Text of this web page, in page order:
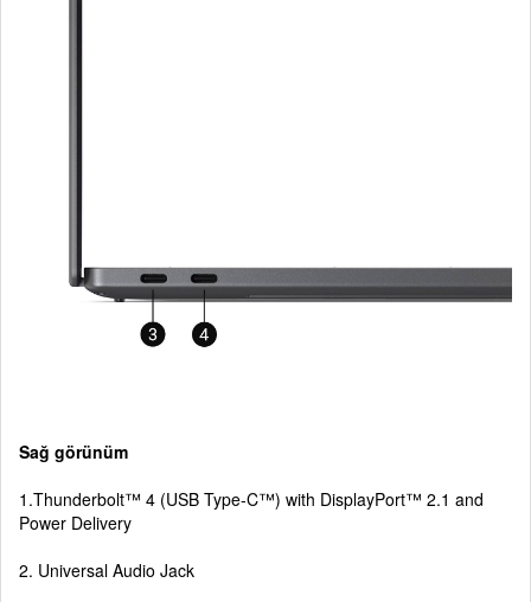
Sağ görünüm
1.Thunderbolt™ 4 (USB Type-C™) with DisplayPort™ 2.1 and
Power Delivery
2. Universal Audio Jack